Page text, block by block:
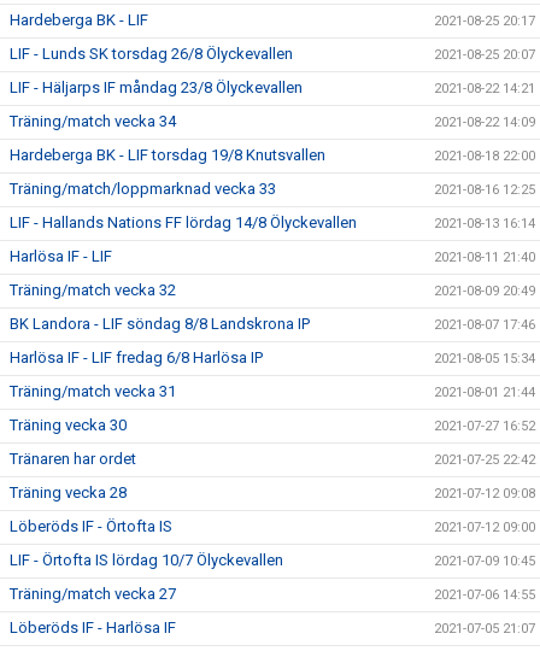
Hardeberga BK - LIF 2021-08-25 20:17
LIF - Lunds SK torsdag 26/8 Ölyckevallen 2021-08-25 20:07
LIF - Häljarps IF måndag 23/8 Ölyckevallen 2021-08-22 14:21
Träning/match vecka 34 2021-08-22 14:09
Hardeberga BK - LIF torsdag 19/8 Knutsvallen 2021-08-18 22:00
Träning/match/loppmarknad vecka 33 2021-08-16 12:25
LIF - Hallands Nations FF lördag 14/8 Ölyckevallen 2021-08-13 16:14
Harlösa IF - LIF 2021-08-11 21:40
Träning/match vecka 32 2021-08-09 20:49
BK Landora - LIF söndag 8/8 Landskrona IP 2021-08-07 17:46
Harlösa IF - LIF fredag 6/8 Harlösa IP 2021-08-05 15:34
Träning/match vecka 31 2021-08-01 21:44
Träning vecka 30 2021-07-27 16:52
Tränaren har ordet 2021-07-25 22:42
Träning vecka 28 2021-07-12 09:08
Löberöds IF - Örtofta IS 2021-07-12 09:00
LIF - Örtofta IS lördag 10/7 Ölyckevallen 2021-07-09 10:45
Träning/match vecka 27 2021-07-06 14:55
Löberöds IF - Harlösa IF 2021-07-05 21:07